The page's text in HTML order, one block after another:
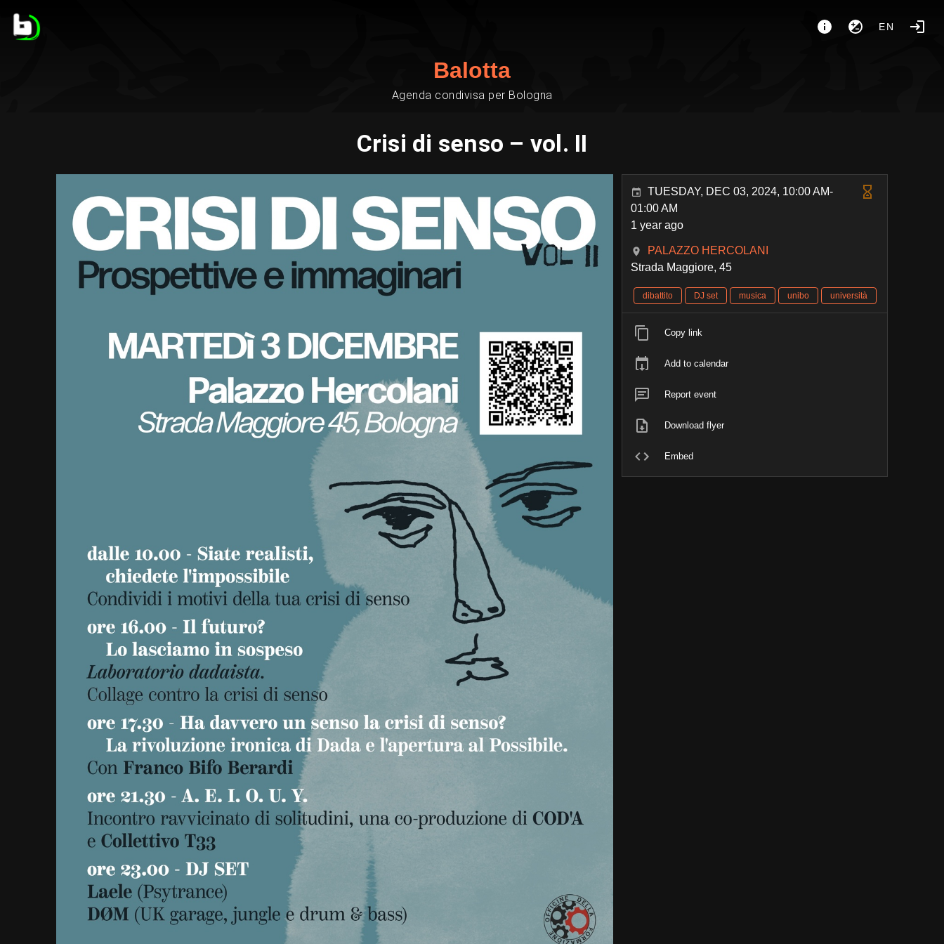
EN
Balotta
Agenda condivisa per Bologna
Crisi di senso – vol. II
TUESDAY, DEC 03, 2024, 10:00 AM-
01:00 AM
1 year ago
PALAZZO HERCOLANI
Strada Maggiore, 45
dibattito DJ set musica unibo università
Copy link
Add to calendar
Report event
Download flyer
Embed